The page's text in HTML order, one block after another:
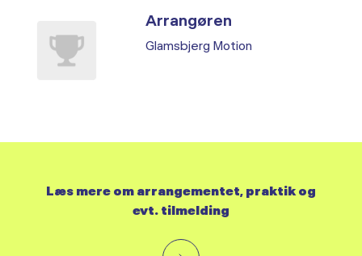
Arrangøren
Glamsbjerg Motion
Læs mere om arrangementet, praktik og
evt. tilmelding